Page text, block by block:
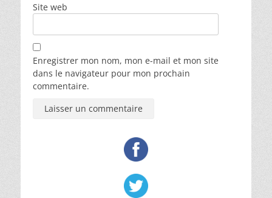
Site web
Enregistrer mon nom, mon e-mail et mon site
dans le navigateur pour mon prochain
commentaire.